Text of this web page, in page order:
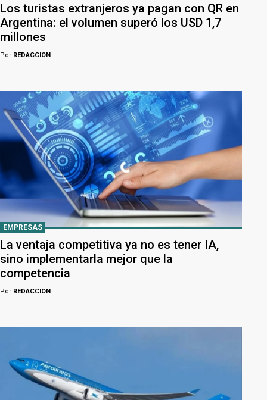
Los turistas extranjeros ya pagan con QR en
Argentina: el volumen superó los USD 1,7
millones
Por REDACCION
EMPRESAS
La ventaja competitiva ya no es tener IA,
sino implementarla mejor que la
competencia
Por REDACCION